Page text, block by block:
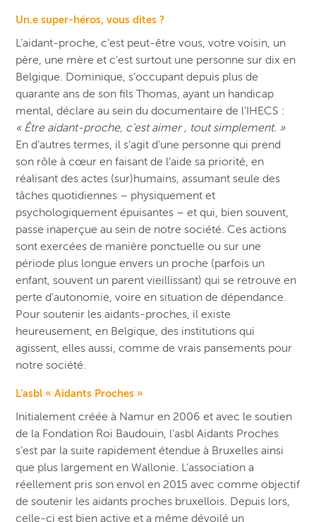
Un.e super-héros, vous dites ?
L’aidant-proche, c’est peut-être vous, votre voisin, un
père, une mère et c’est surtout une personne sur dix en
Belgique. Dominique, s’occupant depuis plus de
quarante ans de son fils Thomas, ayant un handicap
mental, déclare au sein du documentaire de l’IHECS :
« Être aidant-proche, c’est aimer , tout simplement. »
En d’autres termes, il s’agit d’une personne qui prend
son rôle à cœur en faisant de l’aide sa priorité, en
réalisant des actes (sur)humains, assumant seule des
tâches quotidiennes – physiquement et
psychologiquement épuisantes – et qui, bien souvent,
passe inaperçue au sein de notre société. Ces actions
sont exercées de manière ponctuelle ou sur une
période plus longue envers un proche (parfois un
enfant, souvent un parent vieillissant) qui se retrouve en
perte d’autonomie, voire en situation de dépendance.
Pour soutenir les aidants-proches, il existe
heureusement, en Belgique, des institutions qui
agissent, elles aussi, comme de vrais pansements pour
notre société.
L’asbl « Aidants Proches »
Initialement créée à Namur en 2006 et avec le soutien
de la Fondation Roi Baudouin, l’asbl Aidants Proches
s’est par la suite rapidement étendue à Bruxelles ainsi
que plus largement en Wallonie. L’association a
réellement pris son envol en 2015 avec comme objectif
de soutenir les aidants proches bruxellois. Depuis lors,
celle-ci est bien active et a même dévoilé un